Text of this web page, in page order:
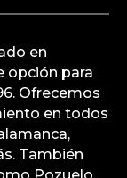
en
opción para
Ofrecemos
en todos
También